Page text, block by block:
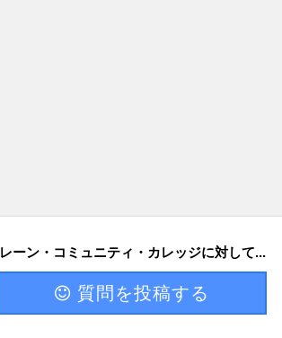
レーン・コミュニティ・カレッジに対して...
質問を投稿する